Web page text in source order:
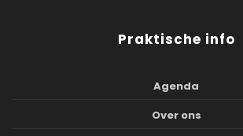
Praktische info
Agenda
Over ons